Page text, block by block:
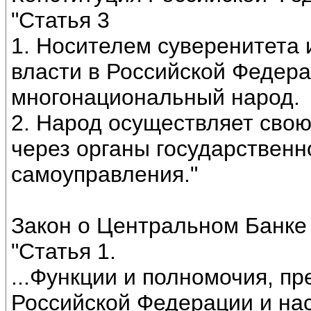
"Статья 3
1. Носителем
власти в Российской
многонациональный народ.
2. Народ осуществляет
через органы
самоуправления."
Закон о Центральном Банке
"Статья 1.
...Функции и полномочия,
Российской Федерации и